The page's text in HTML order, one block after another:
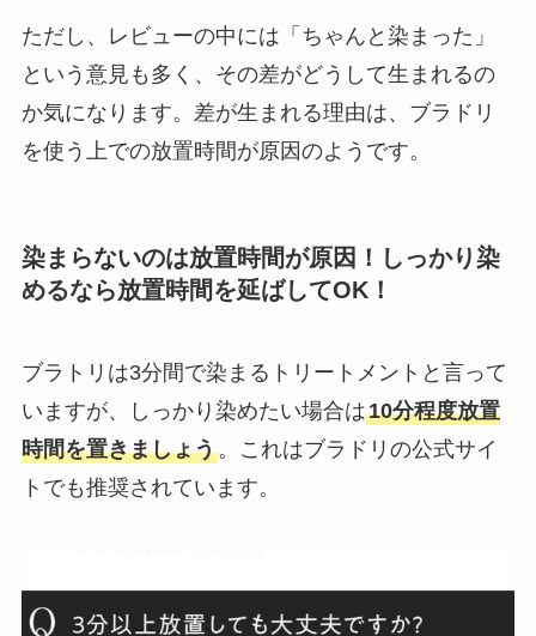
ただし、レビューの中には「ちゃんと染まった」
という意見も多く、その差がどうして生まれるの
か気になります。差が生まれる理由は、ブラドリ
を使う上での放置時間が原因のようです。
染まらないのは放置時間が原因！しっかり染
めるなら放置時間を延ばしてOK！
ブラトリは3分間で染まるトリートメントと言って
いますが、しっかり染めたい場合は10分程度放置
時間を置きましょう。これはブラドリの公式サイ
トでも推奨されています。